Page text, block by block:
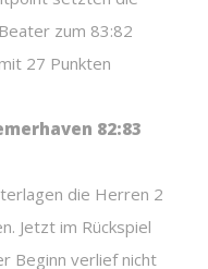
zum 83:82
27 Punkten
82:83
die Herren 2
Jetzt im Rückspiel
Beginn verlief nicht